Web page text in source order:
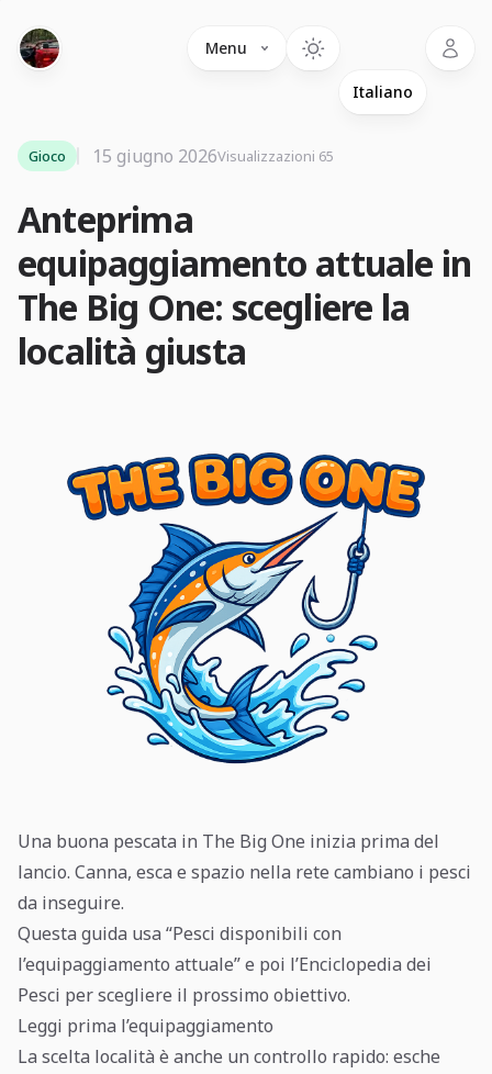
Menu
Anteprima
equipaggiamento attuale in
The Big One: scegliere la
località giusta
Gioco 15 giugno 2026Visualizzazioni 65
Una buona pescata in The Big One inizia prima del
lancio. Canna, esca e spazio nella rete cambiano i pesci
da inseguire.
Questa guida usa “Pesci disponibili con
l’equipaggiamento attuale” e poi l’Enciclopedia dei
Pesci per scegliere il prossimo obiettivo.
Leggi prima l’equipaggiamento
La scelta località è anche un controllo rapido: esche